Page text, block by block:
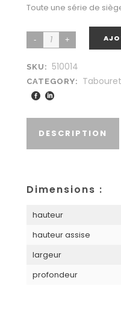
Toute une série de
SKU: 510014
CATEGORY:
DESCRIPTION
Dimensions :
hauteur
hauteur assise
largeur
profondeur